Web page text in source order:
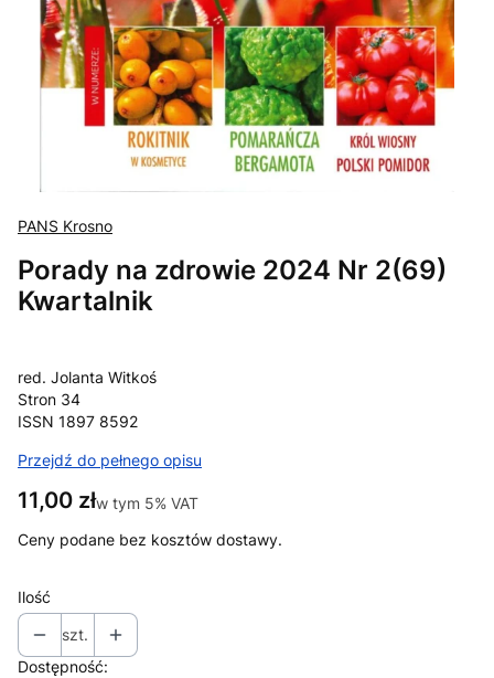
PANS Krosno
Porady na zdrowie 2024 Nr 2(69)
Kwartalnik
red. Jolanta Witkoś
Stron 34
ISSN 1897 8592
Przejdź do pełnego opisu
Cena
11,00 złw tym 5% VAT
w tym 5% VAT
Ceny podane bez kosztów dostawy.
Ilość
szt.
Dostępność: